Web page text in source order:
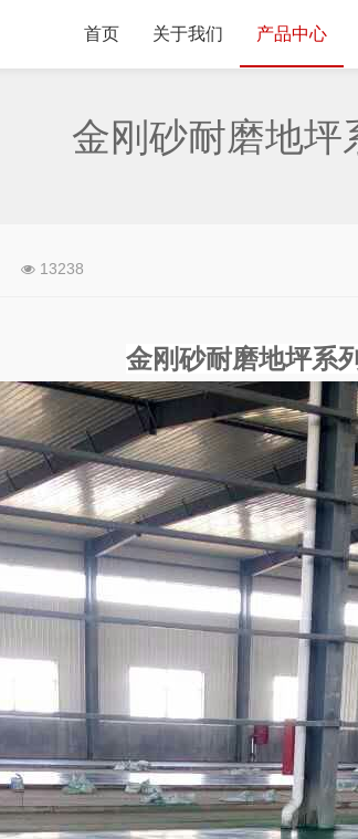
首页 关于我们 产品中心
金刚砂耐磨地坪
13238
金刚砂耐磨地坪系列